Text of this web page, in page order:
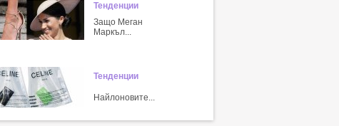
Тенденции
Защо Меган
Маркъл...
Тенденции
Найлоновите...